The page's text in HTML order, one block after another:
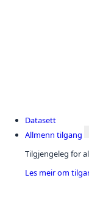
Datasett
Allmenn tilgang
Tilgjengeleg for
Les meir om